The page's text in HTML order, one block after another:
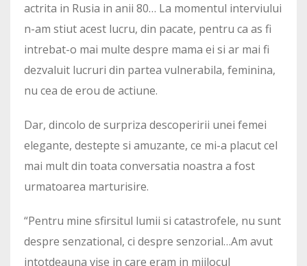
actrita in Rusia in anii 80… La momentul interviului
n-am stiut acest lucru, din pacate, pentru ca as fi
intrebat-o mai multe despre mama ei si ar mai fi
dezvaluit lucruri din partea vulnerabila, feminina,
nu cea de erou de actiune.
Dar, dincolo de surpriza descoperirii unei femei
elegante, destepte si amuzante, ce mi-a placut cel
mai mult din toata conversatia noastra a fost
urmatoarea marturisire.
“Pentru mine sfirsitul lumii si catastrofele, nu sunt
despre senzational, ci despre senzorial…Am avut
intotdeauna vise in care eram in mijlocul